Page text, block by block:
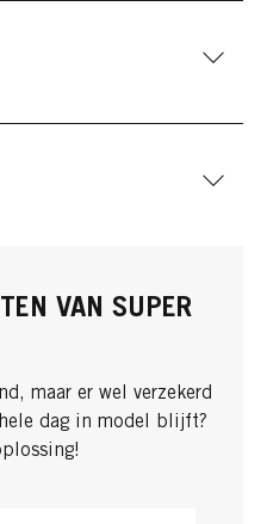
VAN SUPER
maar er wel verzekerd
dag in model blijft?